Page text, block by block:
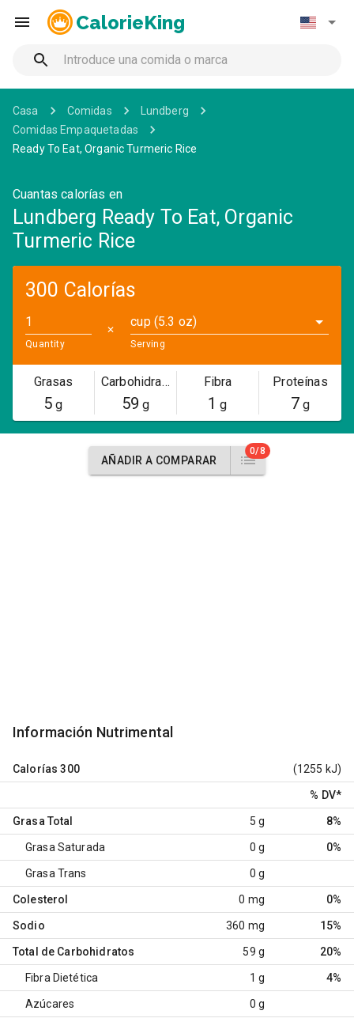
CalorieKing
Casa Comidas
Lundberg
Comidas Empaquetadas
Ready To Eat, Organic Turmeric Rice
Cuantas calorías en
Lundberg Ready To Eat, Organic
Turmeric Rice
300 Calorías
Quantity
✕
cup (5.3 oz)
Serving
Grasas
5 g
Carbohidratos
59 g
Fibra
1 g
Proteínas
7g
AÑADIR A COMPARAR
0/8
Información Nutrimental
Calorías 300 (1255 kJ)
% DV*
Grasa Total 5 g 8%
Grasa Saturada 0 g 0%
Grasa Trans 0 g
Colesterol 0 mg 0%
Sodio 360 mg 15%
Total de Carbohidratos 59 g 20%
Fibra Dietética 1 g 4%
Azúcares 0 g